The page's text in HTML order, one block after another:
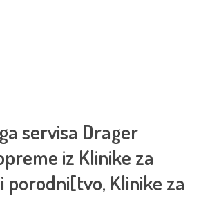
servisa Drager
iz Klinike za
porodni[tvo, Klinike za